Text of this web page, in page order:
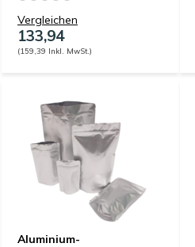
Vergleichen
133,94
(159,39 Inkl. MwSt.)
Aluminium-